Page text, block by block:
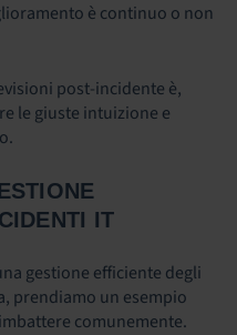
è continuo o non
post-incidente è,
le giuste intuizione e
IT
gestione efficiente degli
prendiamo un esempio
comunemente.